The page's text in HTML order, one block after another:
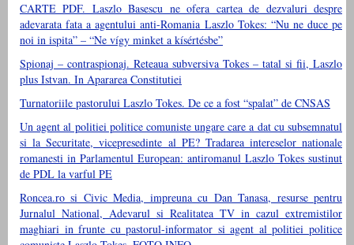
CARTE PDF. Laszlo Basescu ne ofera cartea de dezvaluri despre
adevarata fata a agentului anti-Romania Laszlo Tokes: “Nu ne duce pe
noi in ispita” – “Ne vígy minket a kísértésbe”
Spionaj – contraspionaj. Reteaua subversiva Tokes – tatal si fii, Laszlo
plus Istvan. In Apararea Constitutiei
Turnatoriile pastorului Laszlo Tokes. De ce a fost “spalat” de CNSAS
Un agent al politiei politice comuniste ungare care a dat cu subsemnatul
si la Securitate, vicepresedinte al PE? Tradarea intereselor nationale
romanesti in Parlamentul European: antiromanul Laszlo Tokes sustinut
de PDL la varful PE
Roncea.ro si Civic Media, impreuna cu Dan Tanasa, resurse pentru
Jurnalul National, Adevarul si Realitatea TV in cazul extremistilor
maghiari in frunte cu pastorul-informator si agent al politiei politice